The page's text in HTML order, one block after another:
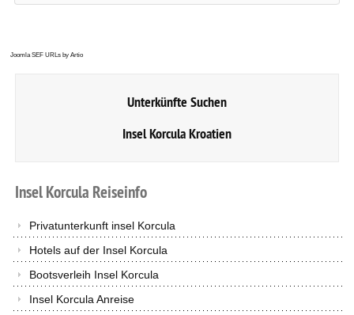
Joomla SEF URLs by Artio
Unterkünfte Suchen
Insel Korcula Kroatien
InselKorcula Reiseinfo
Privatunterkunft insel Korcula
Hotels auf der Insel Korcula
Bootsverleih Insel Korcula
Insel Korcula Anreise